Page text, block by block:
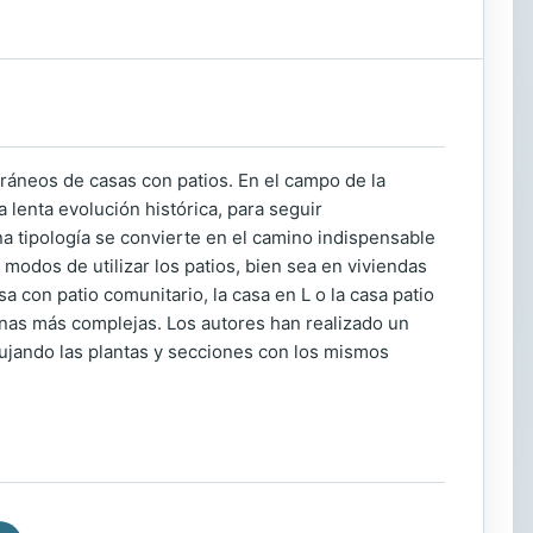
de casas con patios. En el campo de la
lenta evolución histórica, para seguir
tipología se convierte en el camino indispensable
de utilizar los patios, bien sea en viviendas
con patio comunitario, la casa en L o la casa patio
más complejas. Los autores han realizado un
las plantas y secciones con los mismos